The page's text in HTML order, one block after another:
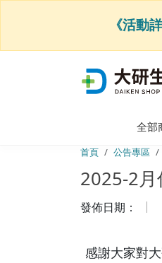
全部
首頁 公告專區
2025-2
發佈日期：
感謝大家對
《活動